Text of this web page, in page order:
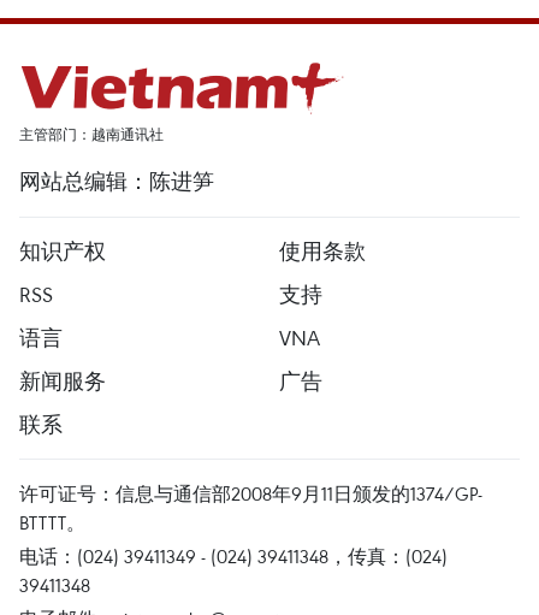
主管部门：越南通讯社
网站总编辑：陈进笋
知识产权
使用条款
RSS
支持
语言
VNA
新闻服务
广告
联系
许可证号：信息与通信部2008年9月11日颁发的1374/GP-
BTTTT。
电话：(024) 39411349 - (024) 39411348，传真：(024)
39411348